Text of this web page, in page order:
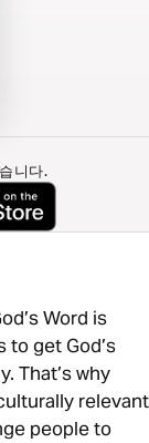
니다.
Word is
to get God’s
That’s why
relevant
people to